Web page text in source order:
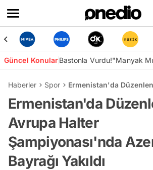
Güncel KonularBastonla Vurdu!"Manyak
Haberler Spor Ermenistan'da
Ermenistan'da
Avrupa Halter
Şampiyonası'nda
Bayrağı Yakıldı